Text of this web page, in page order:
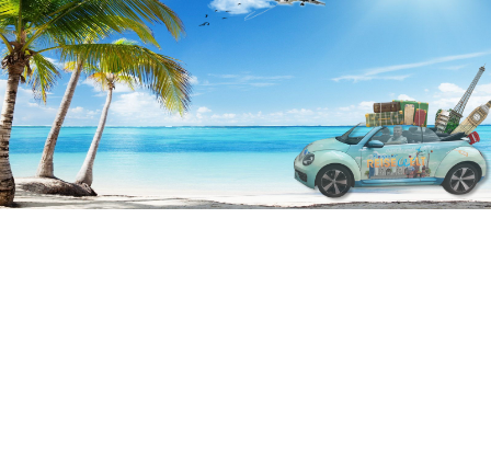
TRAUMREISEN ERLEBEN